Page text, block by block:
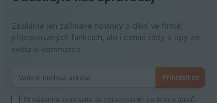
Zasíláme jen zajímavé novinky o dění ve firmě,
připravovaných funkcích, ale i cenné rady a tipy ze
světa e-commerce.
Přihlásit se
Přihlášením souhlasíte se zpracováním osobních údajů